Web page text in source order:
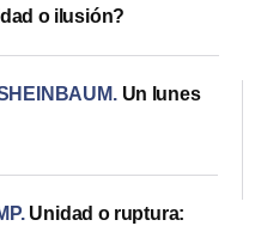
o ilusión?
. Un lunes
. Unidad o ruptura: